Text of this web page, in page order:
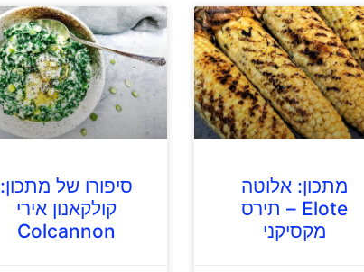
מתכון: אלוטה
Elote – תירס
מקסיקני
סיפורו של מתכון:
קולקאנון אירי
Colcannon